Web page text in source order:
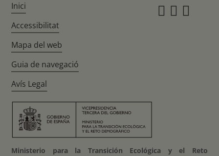
Inici
Accessibilitat
Mapa del web
Guia de navegació
Avís Legal
Ministerio para la Transición Ecológica y el Reto